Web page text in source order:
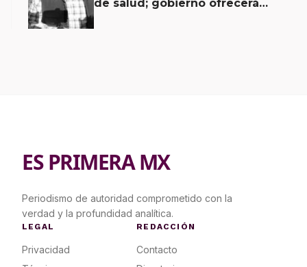
de salud; gobierno ofrecerá
ES PRIMERA MX
Periodismo de autoridad comprometido con la
verdad y la profundidad analítica.
LEGAL
Privacidad
REDACCIÓN
Contacto